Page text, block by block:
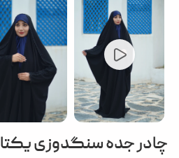
چادر جده سنگدوزی یکتا